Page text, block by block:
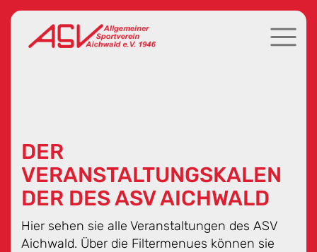
DER
VERANSTALTUNGSKALEN
DER DES ASV AICHWALD
Hier sehen sie alle Veranstaltungen des ASV
Aichwald. Über die Filtermenues können sie